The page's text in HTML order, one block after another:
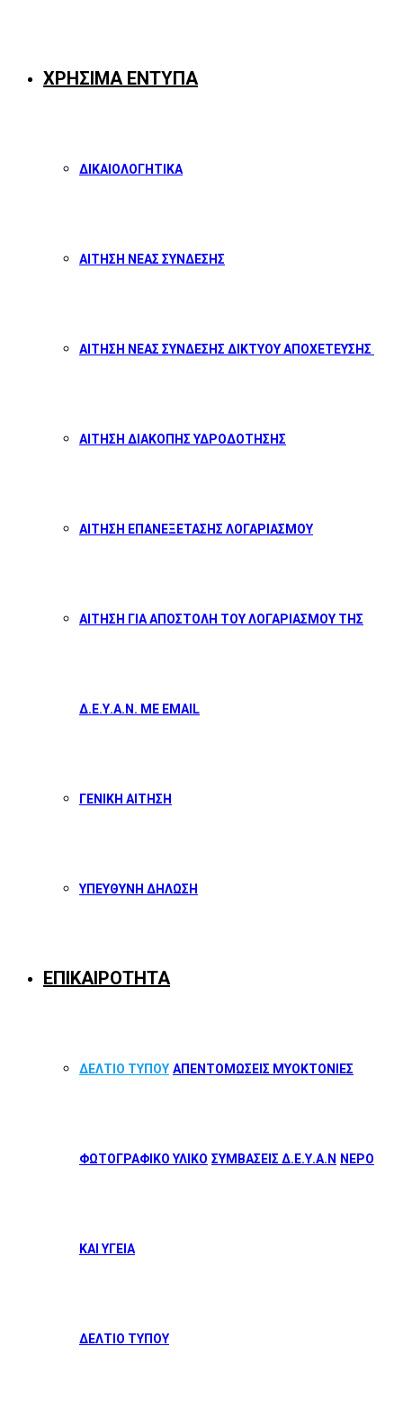
ΧΡΗΣΙΜΑ ΕΝΤΥΠΑ
ΔΙΚΑΙΟΛΟΓΗΤΙΚΑ
ΑΙΤΗΣΗ ΝΕΑΣ ΣΥΝΔΕΣΗΣ
ΑΙΤΗΣΗ ΝΕΑΣ ΣΥΝΔΕΣΗΣ ΔΙΚΤΥΟΥ ΑΠΟΧΕΤΕΥΣΗΣ
ΑΙΤΗΣΗ ΔΙΑΚΟΠΗΣ ΥΔΡΟΔΟΤΗΣΗΣ
ΑΙΤΗΣΗ ΕΠΑΝΕΞΕΤΑΣΗΣ ΛΟΓΑΡΙΑΣΜΟΥ
ΑΙΤΗΣΗ ΓΙΑ ΑΠΟΣΤΟΛΗ ΤΟΥ ΛΟΓΑΡΙΑΣΜΟΥ ΤΗΣ
Δ.Ε.Υ.Α.Ν. ΜΕ EMAIL
ΓΕΝΙΚΗ ΑΙΤΗΣΗ
ΥΠΕΥΘΥΝΗ ΔΗΛΩΣΗ
ΕΠΙΚΑΙΡΟΤΗΤΑ
ΔΕΛΤΙΟ ΤΥΠΟΥ ΑΠΕΝΤΟΜΩΣΕΙΣ ΜΥΟΚΤΟΝΙΕΣ
ΦΩΤΟΓΡΑΦΙΚΟ ΥΛΙΚΟ ΣΥΜΒΑΣΕΙΣ Δ.Ε.Υ.Α.Ν ΝΕΡΟ
ΚΑΙ ΥΓΕΙΑ
ΔΕΛΤΙΟ ΤΥΠΟΥ